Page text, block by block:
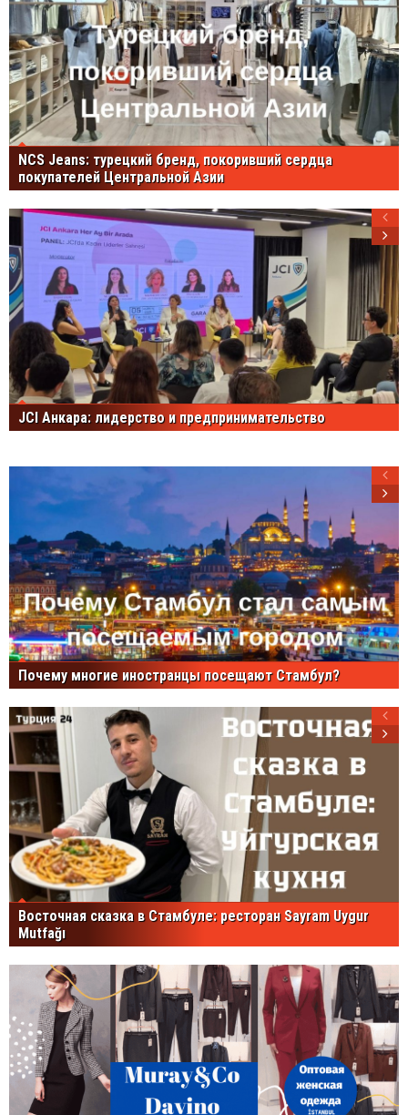
NCS Jeans: турецкий бренд, покоривший сердца
покупателей Центральной Азии
JCI Анкара: лидерство и предпринимательство
Почему многие иностранцы посещают Стамбул?
Восточная сказка в Стамбуле: ресторан Sayram Uygur
Mutfağı